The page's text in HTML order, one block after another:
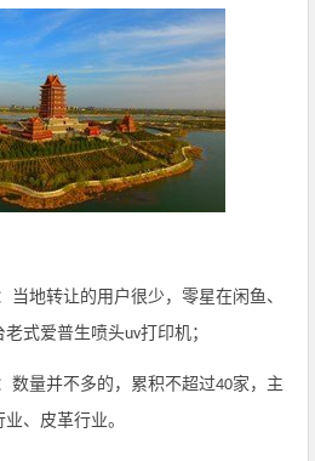
当地转让的用户很少，零星在闲鱼、
老式爱普生喷头uv打印机；
数量并不多的，累积不超过40家，主
、皮革行业。